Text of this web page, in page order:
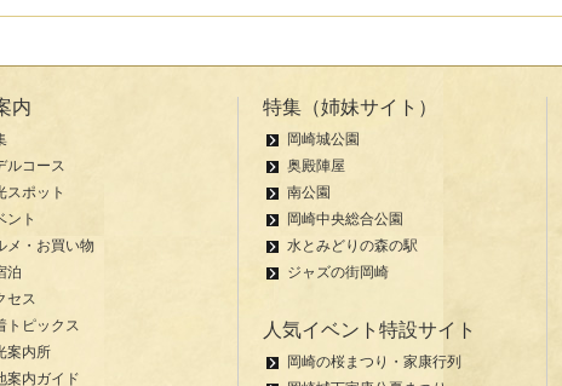
内
ルコース
スポット
ント
メ・お買い物
泊
セス
トピックス
案内所
案内ガイド
特集（姉妹サイト）
岡崎城公園
奥殿陣屋
南公園
岡崎中央総合公園
水とみどりの森の駅
ジャズの街岡崎
人気イベント特設サイト
岡崎の桜まつり・家康行列